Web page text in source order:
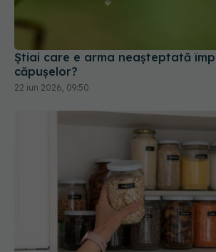
Știai care e arma neașteptată
căpușelor?
22 iun 2026, 09:50